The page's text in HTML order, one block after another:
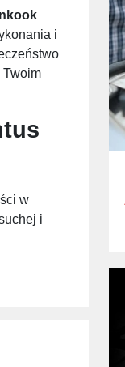
i
Twoim
w
i